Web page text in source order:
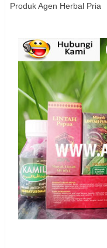
Produk Agen Herbal Pria